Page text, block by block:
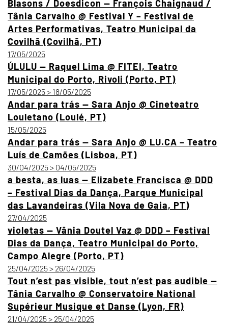
Blasons / Doesdicon — François Chaignaud /
Tânia Carvalho @ Festival Y – Festival de
Artes Performativas, Teatro Municipal da
Covilhã (Covilhã, PT)
17/05/2025
ÚLULU — Raquel Lima @ FITEI, Teatro
Municipal do Porto, Rivoli (Porto, PT)
17/05/2025 > 18/05/2025
Andar para trás — Sara Anjo @ Cineteatro
Louletano (Loulé, PT)
15/05/2025
Andar para trás — Sara Anjo @ LU.CA – Teatro
Luís de Camões (Lisboa, PT)
30/04/2025 > 04/05/2025
a besta, as luas — Elizabete Francisca @ DDD
– Festival Dias da Dança, Parque Municipal
das Lavandeiras (Vila Nova de Gaia, PT)
27/04/2025
violetas — Vânia Doutel Vaz @ DDD – Festival
Dias da Dança, Teatro Municipal do Porto,
Campo Alegre (Porto, PT)
25/04/2025 > 26/04/2025
Tout n’est pas visible, tout n’est pas audible —
Tânia Carvalho @ Conservatoire National
Supérieur Musique et Danse (Lyon, FR)
21/04/2025 > 25/04/2025